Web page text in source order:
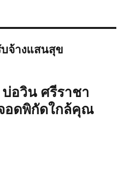
บจ้างแสนสุข
อวิน ศรีราชา
อดพิกัดใกล้คุณ